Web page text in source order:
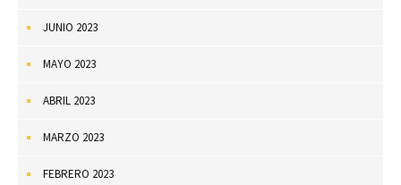
JUNIO 2023
MAYO 2023
ABRIL 2023
MARZO 2023
FEBRERO 2023